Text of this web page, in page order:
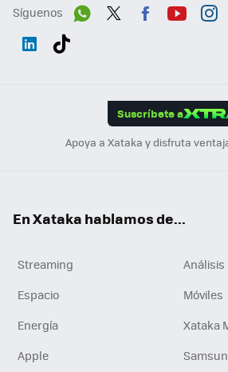
Síguenos
Suscríbete a
Apoya a Xataka y disfruta
En Xataka hablamos de...
Streaming
Análisis
Espacio
Móviles
Energía
Xataka
Apple